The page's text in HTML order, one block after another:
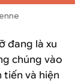
đang là xu
chúng vào
tiến và hiện